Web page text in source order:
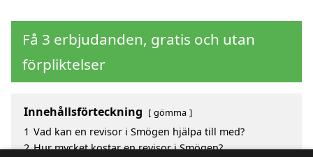
Få 3 erbjudanden, gratis och utan
förpliktelser
Innehållsförteckning gömma
1 Vad kan en revisor i Smögen hjälpa till med?
2 Hur mycket kostar en revisor i Smögen?